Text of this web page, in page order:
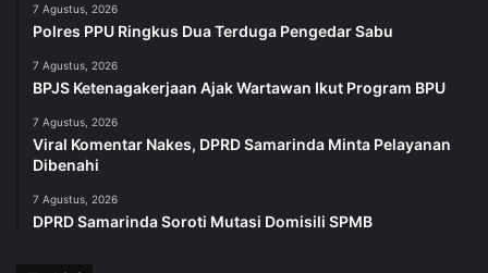
7 Agustus, 2026
Polres PPU Ringkus Dua Terduga Pengedar Sabu
7 Agustus, 2026
BPJS Ketenagakerjaan Ajak Wartawan Ikut Program BPU
7 Agustus, 2026
Viral Komentar Nakes, DPRD Samarinda Minta Pelayanan
Dibenahi
7 Agustus, 2026
DPRD Samarinda Soroti Mutasi Domisili SPMB